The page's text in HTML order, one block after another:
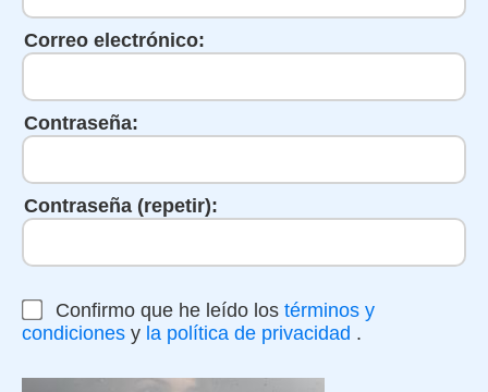
Correo electrónico:
Contraseña:
Contraseña (repetir):
Confirmo que he leído los términos y
condiciones y la política de privacidad .